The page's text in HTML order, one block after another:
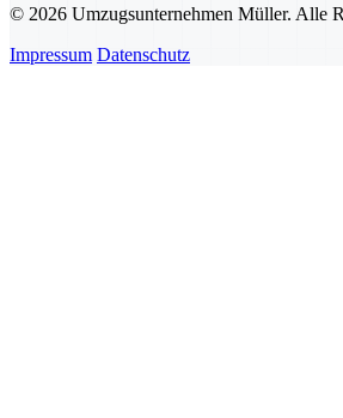
© 2026 Umzugsunternehmen Müller. Alle
Impressum Datenschutz